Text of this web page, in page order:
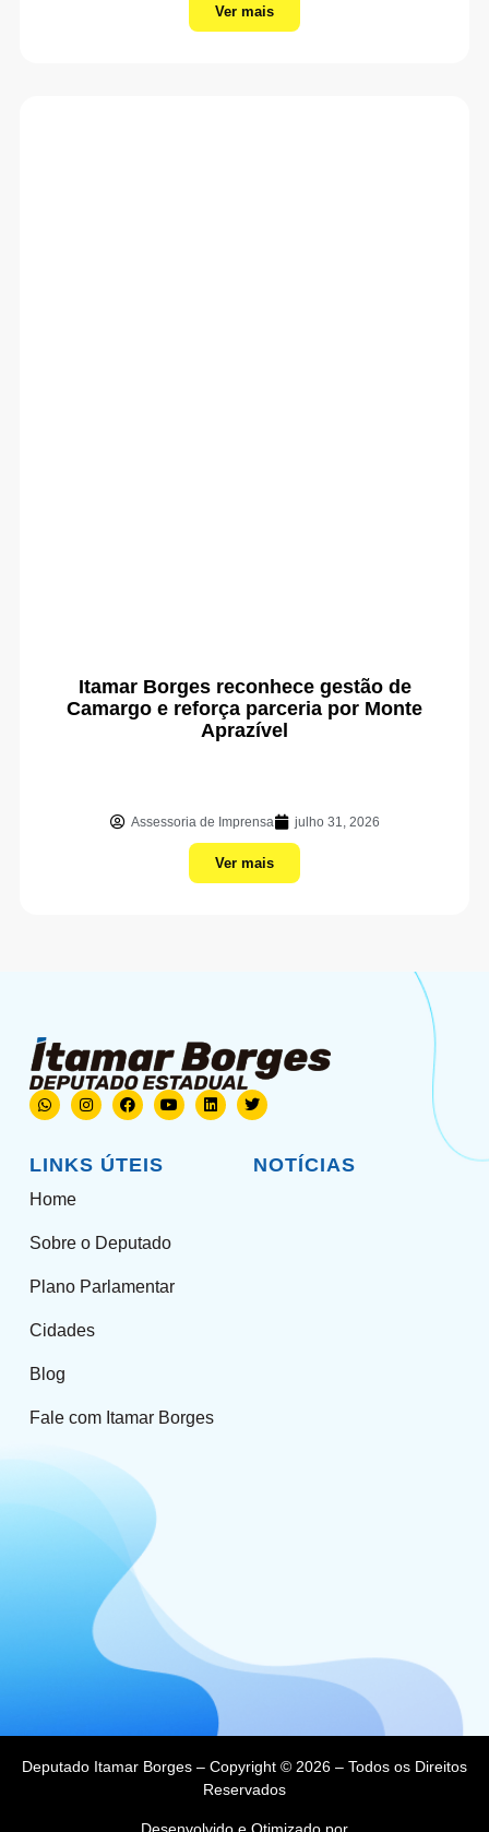
Ver mais
Itamar Borges reconhece gestão de
Camargo e reforça parceria por Monte
Aprazível
Assessoria de Imprensa julho 31, 2026
Ver mais
LINKS ÚTEIS
Home
Sobre o Deputado
Plano Parlamentar
Cidades
Blog
Fale com Itamar Borges
NOTÍCIAS
Deputado Itamar Borges – Copyright © 2026 – Todos os Direitos
Reservados